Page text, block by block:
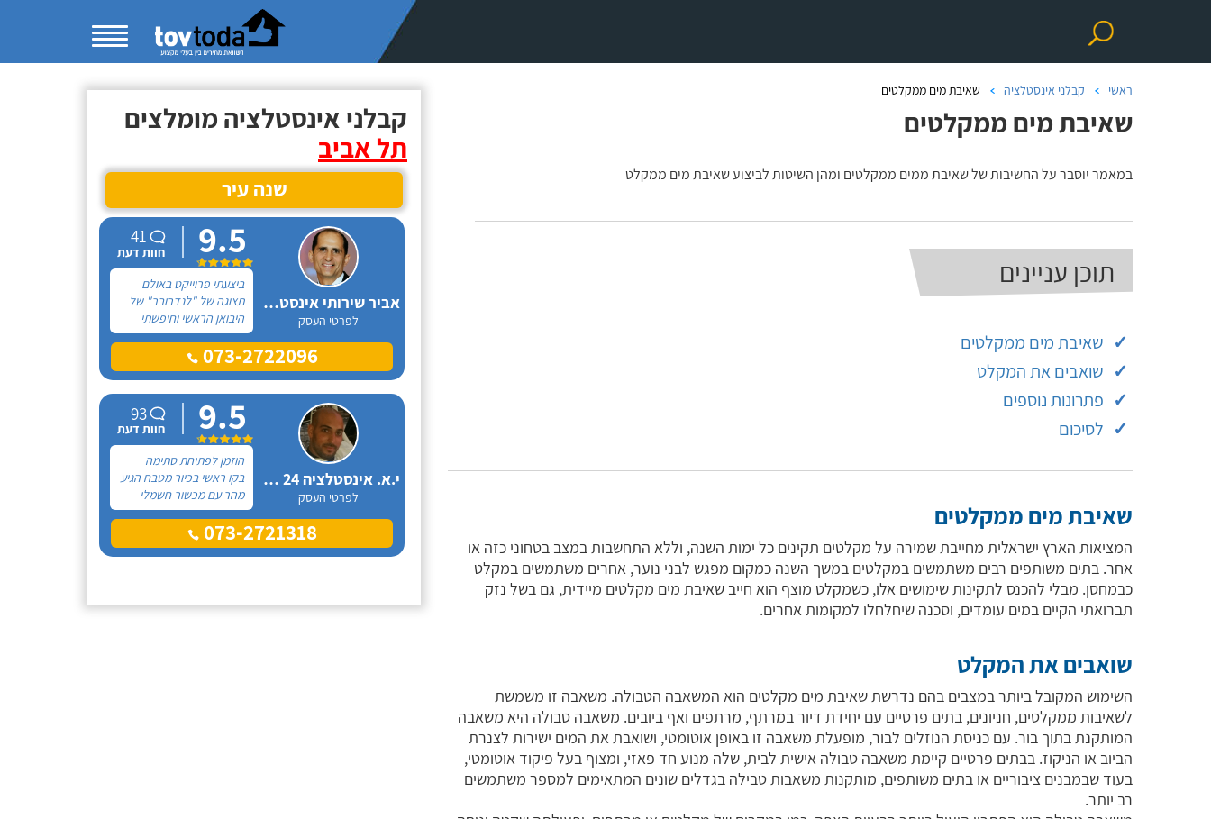
ראשי קבלני אינסטלציה שאיבת מים ממקלטים
שאיבת מים ממקלטים
במאמר יוסבר על החשיבות של שאיבת ממים ממקלטים ומהן השיטות לביצוע שאיבת מים ממקלט
תוכן עניינים
שאיבת מים ממקלטים
שואבים את המקלט
פתרונות נוספים
לסיכום
שאיבת מים ממקלטים
המציאות הארץ ישראלית מחייבת שמירה על מקלטים תקינים כל ימות השנה, וללא התחשבות במצב בטחוני כזה או
אחר. בתים משותפים רבים משתמשים במקלטים במשך השנה כמקום מפגש לבני נוער, אחרים משתמשים במקלט
כבמחסן. מבלי להכנס לתקינות שימושים אלו, כשמקלט מוצף הוא חייב שאיבת מים מקלטים מיידית, גם בשל נזק
תברואתי הקיים במים עומדים, וסכנה שיחלחלו למקומות אחרים.
שואבים את המקלט
השימוש המקובל ביותר במצבים בהם נדרשת שאיבת מים מקלטים הוא המשאבה הטבולה. משאבה זו משמשת
לשאיבות ממקלטים, חניונים, בתים פרטיים עם יחידת דיור במרתף, מרתפים ואף ביובים. משאבה טבולה היא משאבה
המותקנת בתוך בור. עם כניסת הנוזלים לבור, מופעלת משאבה זו באופן אוטומטי, ושואבת את המים ישירות לצנרת
הביוב או הניקוז. בבתים פרטיים קיימת משאבה טבולה אישית לבית, שלה מנוע חד פאזי, ומצוף בעל פיקוד אוטומטי,
בעוד שבמבנים ציבוריים או בתים משותפים, מותקנות משאבות טבילה בגדלים שונים המתאימים למספר משתמשים
רב יותר.
קבלני אינסטלציה מומלצים
תל אביב
שנה עיר
אביר שירותי אינסטלציה
לפרטי העסק
9.5
41
חוות דעת
ביצעתי פרוייקט באולם
תצוגה של "לנדרובר" של
היבואן הראשי וחיפשתי
מישהו שיעשה לי את כל
עבודות האינסטלציה
שכללו: הנחת צנרת סמויה
בטון, הנחת כלים סניטריים
(ברזים,ניאגרות,כיורים וכו'),
התקנה של נקודות מים
ובניה של שירותי נכים.
073-2722096
י.א. אינסטלציה 24 שעות
לפרטי העסק
9.5
93
חוות דעת
הוזמן לפתיחת סתימה
בקו ראשי בכיור מטבח הגיע
מהר עם מכשור חשמלי
מומלץ בחום.!!
073-2721318